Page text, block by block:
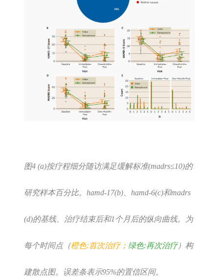
图4(a)按疗程细分随访满足缓解标准(madrs≤10)的
研究样本百分比。hamd-17(b)、hamd-6(c)和madrs
(d)的基线、治疗结束后和1个月后的纵向曲线。为
每个时间点（橙色:首次治疗；绿色:再次治疗）构
建散点图。误差条表示95%的置信区间。